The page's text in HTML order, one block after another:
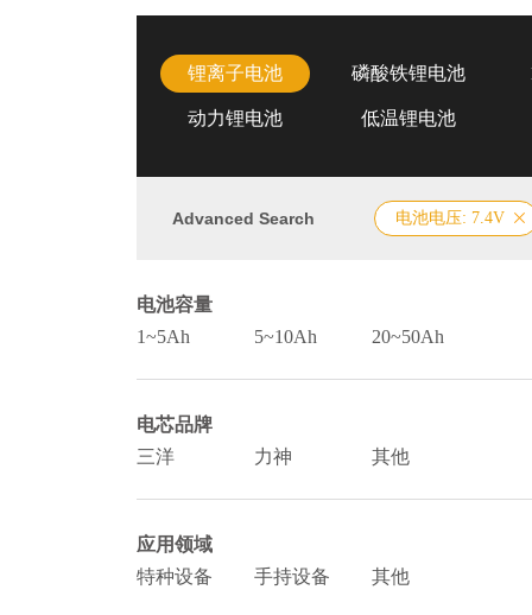
锂离子电池 磷酸铁锂电池
动力锂电池 低温锂电池
Advanced Search 电池电压: 7.4V
电池容量
1~5Ah
5~10Ah 20~50Ah
电芯品牌
三洋
力神 其他
应用领域
特种设备
手持设备 其他